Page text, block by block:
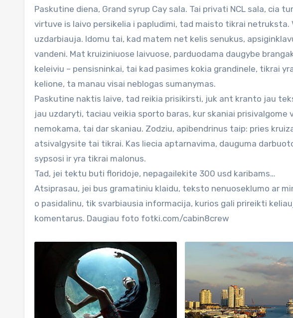
Paskutine diena, Grand syrup Cay sala. Tai privati NCL sala, cia
virtuve is laivo persikelia i papludimi, tad maisto tikrai netruksta.
uzdarbiauja. Idomu tai, kad matem net kelis senukus,
vandeni. Mat kruiziniuose laivuose, parduodama daugybe
keleiviu – pensisninkai, tai kad pasimes kokia grandinele, tikrai
kelione, ta manau visai neblogas sumanymas.
Paskutine naktis laive, tad reikia prisikirsti, juk ant kranto jau
jau uzdaryti, taciau veikia sporto baras, kur skaniai prisivalgome
nemokama, tai dar skaniau. Zodziu, apibendrinus taip: pries
atsivalgysite tai tikrai. Kas liecia aptarnavima, dauguma
sypsosi ir yra tikrai malonus.
Tad, jei tektu buti floridoje, nepagailekite 300 usd karibams…
Atsiprasau, jei bus gramatiniu klaidu, teksto nenuoseklumo ar
o pasidalinu, tik svarbiausia informacija, kurios gali prireikti
komentarus. Daugiau foto fotki.com/cabin8crew